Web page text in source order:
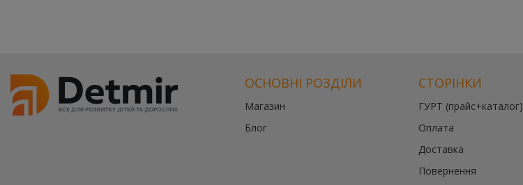
ОСНОВНІ РОЗДІЛИ
Магазин
Блог
СТОРІНКИ
ГУРТ (прайс+каталог)
Оплата
Доставка
Повернення